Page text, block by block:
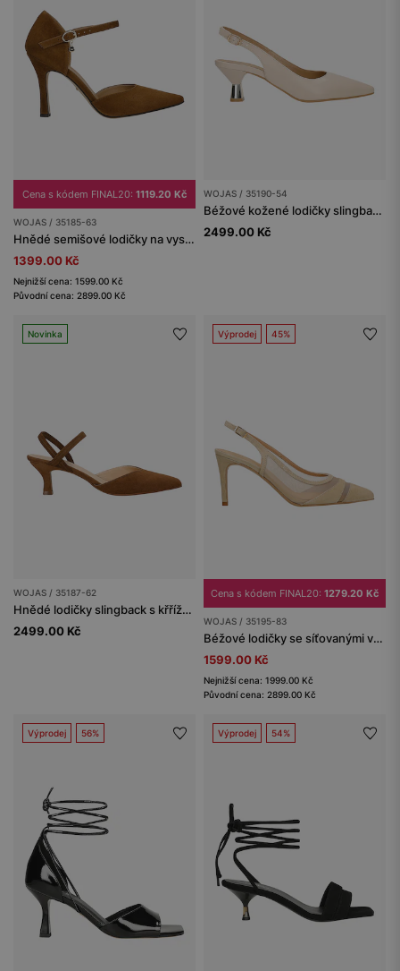
Cena s kódem FINAL20: 1119.20 Kč
WOJAS / 35185-63
Hnědé semišové lodičky na vysokém podpatku
1399.00 Kč
Nejnižší cena: 1599.00 Kč
Původní cena: 2899.00 Kč
WOJAS / 35190-54
Béžové kožené lodičky slingback na nízkém podpatku
2499.00 Kč
Novinka
WOJAS / 35187-62
Hnědé lodičky slingback s křříženými pásky a špičatou špičkou
2499.00 Kč
Výprodej 45%
Cena s kódem FINAL20: 1279.20 Kč
WOJAS / 35195-83
Béžové lodičky se síťovanými vsadkami
1599.00 Kč
Nejnižší cena: 1999.00 Kč
Původní cena: 2899.00 Kč
Výprodej 56% Výprodej 54%